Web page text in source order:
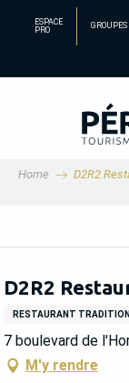
principal
ESPACE
PRO
GROUPES
Home D2R2
D2R2
RESTAURANT
7 boulevard de
M'y rendre